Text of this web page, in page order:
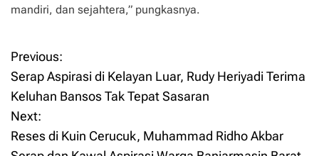
mandiri, dan sejahtera,” pungkasnya.
P
o
s
Previous:
Serap Aspirasi di Kelayan Luar, Rudy Heriyadi Terima
Keluhan Bansos Tak Tepat Sasaran
Next:
Reses di Kuin Cerucuk, Muhammad Ridho Akbar